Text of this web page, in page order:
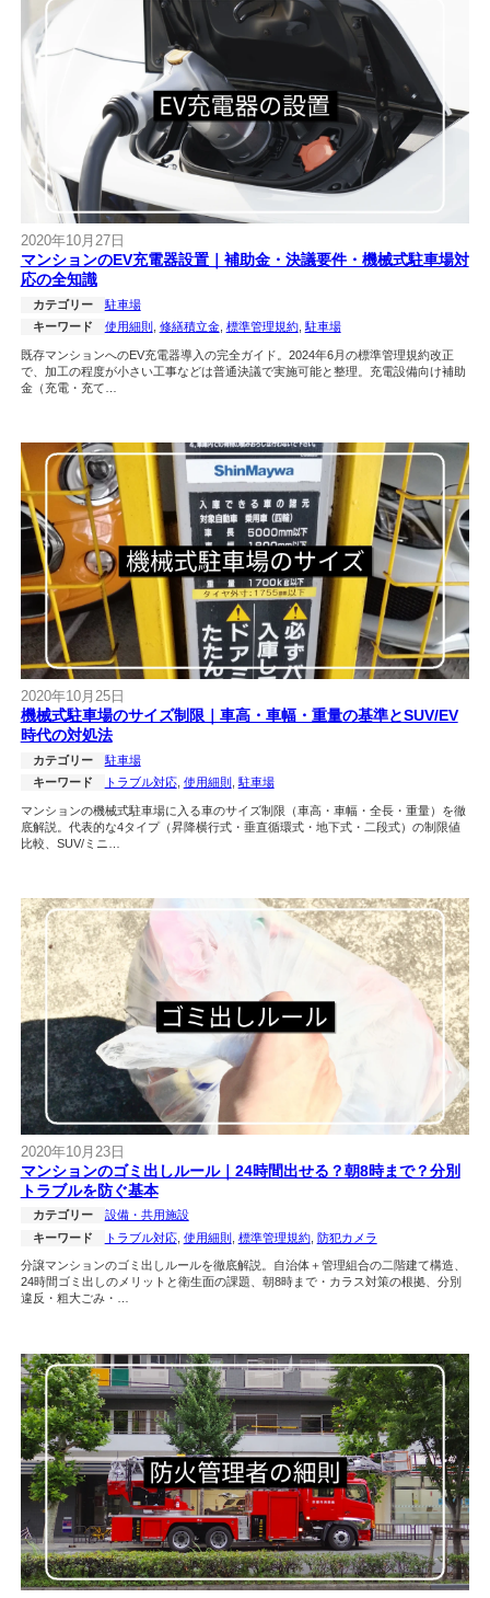
2020年10月27日
マンションのEV充電器設置｜補助金・決議要件・機械式駐車場対
応の全知識
カテゴリー
駐車場
キーワード
使用細則 修繕積立金, 標準管理規約, 駐車場
既存マンションへのEV充電器導入の完全ガイド。2024年6月の標準管理規約改正
で、加工の程度が小さい工事などは普通決議で実施可能と整理。充電設備向け補助
金（充電・充て…
2020年10月25日
機械式駐車場のサイズ制限｜車高・車幅・重量の基準とSUV/EV
時代の対処法
カテゴリー
駐車場
キーワード
トラブル対応, 使用細則 駐車場
マンションの機械式駐車場に入る車のサイズ制限（車高・車幅・全長・重量）を徹
底解説。代表的な4タイプ（昇降横行式・垂直循環式・地下式・二段式）の制限値
比較、SUV/ミニ…
2020年10月23日
マンションのゴミ出しルール｜24時間出せる？朝8時まで？分別
トラブルを防ぐ基本
カテゴリー
設備・共用施設
キーワード
トラブル対応, 使用細則 標準管理規約, 防犯カメラ
分譲マンションのゴミ出しルールを徹底解説。自治体＋管理組合の二階建て構造、
24時間ゴミ出しのメリットと衛生面の課題、朝8時まで・カラス対策の根拠、分別
違反・粗大ごみ・…